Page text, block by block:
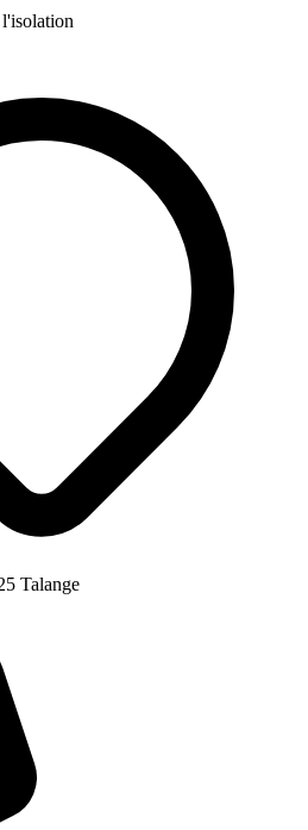
l'isolation
Talange